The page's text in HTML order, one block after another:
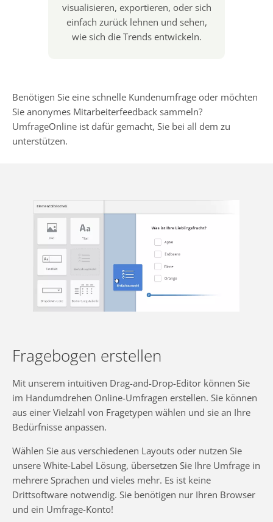
visualisieren, exportieren, oder sich
einfach zurück lehnen und sehen,
wie sich die Trends entwickeln.
Benötigen Sie eine schnelle Kundenumfrage oder möchten
Sie anonymes Mitarbeiterfeedback sammeln?
UmfrageOnline ist dafür gemacht, Sie bei all dem zu
unterstützen.
Fragebogen erstellen
Mit unserem intuitiven Drag-and-Drop-Editor können Sie
im Handumdrehen Online-Umfragen erstellen. Sie können
aus einer Vielzahl von Fragetypen wählen und sie an Ihre
Bedürfnisse anpassen.
Wählen Sie aus verschiedenen Layouts oder nutzen Sie
unsere White-Label Lösung, übersetzen Sie Ihre Umfrage in
mehrere Sprachen und vieles mehr. Es ist keine
Drittsoftware notwendig. Sie benötigen nur Ihren Browser
und ein Umfrage-Konto!